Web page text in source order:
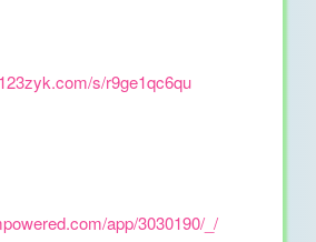
s/r9ge1qc6qu
app/3030190/_/